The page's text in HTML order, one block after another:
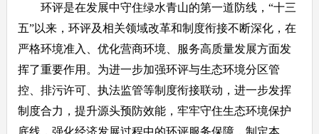
环评是在发展中守住绿水青山的第一道防线，“十三
五”以来，环评及相关领域改革和制度衔接不断深化，在
严格环境准入、优化营商环境、服务高质量发展方面发
挥了重要作用。为进一步加强环评与生态环境分区管
控、排污许可、执法监管等制度衔接联动，进一步发挥
制度合力，提升源头预防效能，牢牢守住生态环境保护
底线，强化经济发展过程中的环评服务保障，制定本